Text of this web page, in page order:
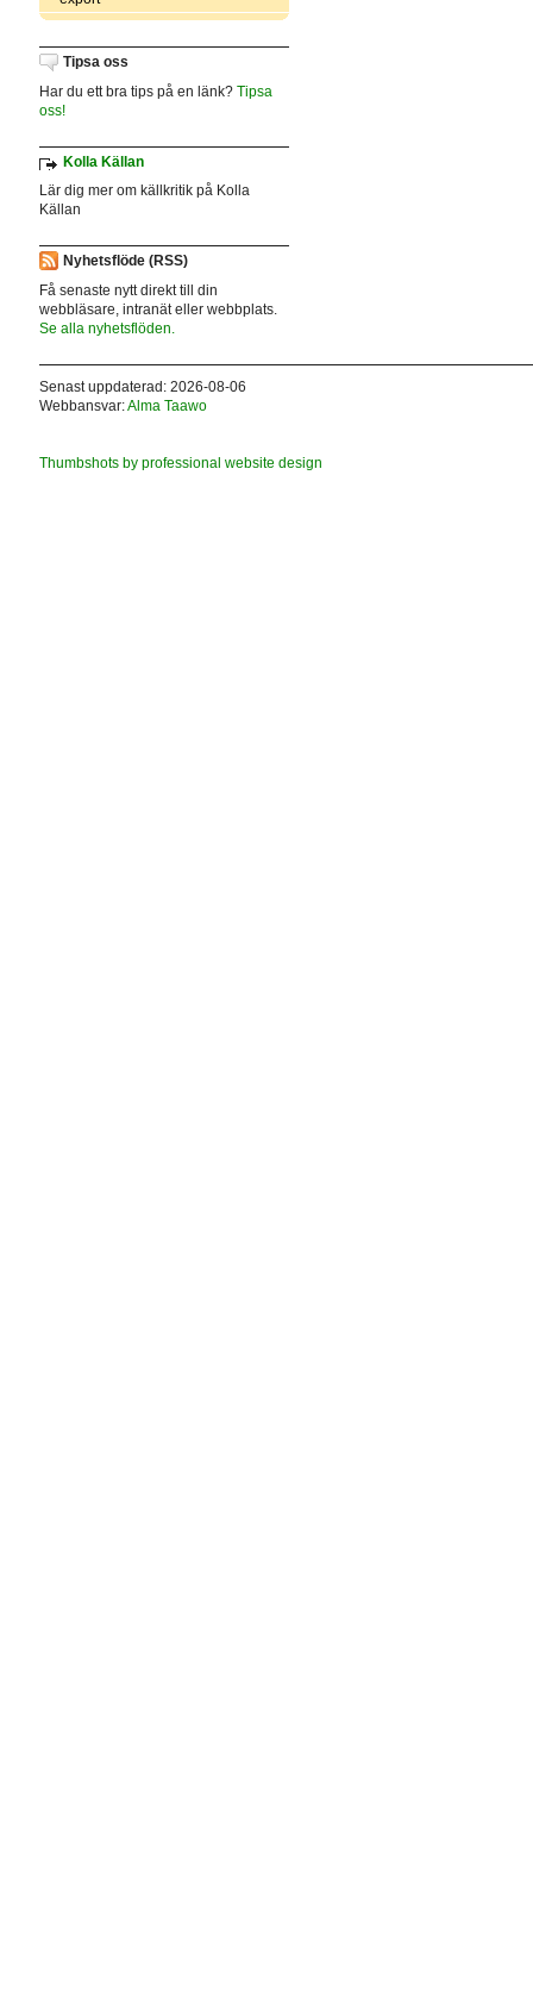
Tipsa oss
Har du ett bra tips på en länk? Tipsa
oss!
Kolla Källan
Lär dig mer om källkritik på Kolla
Källan
Nyhetsflöde (RSS)
Få senaste nytt direkt till din
webbläsare, intranät eller webbplats.
Se alla nyhetsflöden.
Senast uppdaterad: 2026-08-06
Webbansvar:Alma Taawo
Thumbshots by professional website design